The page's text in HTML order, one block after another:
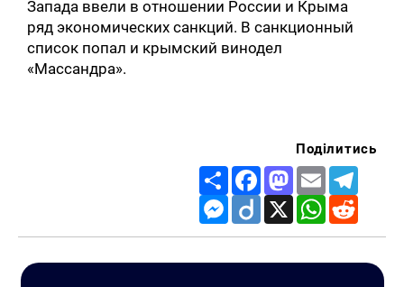
Запада ввели в отношении России и Крыма
ряд экономических санкций. В санкционный
список попал и крымский винодел
«Массандра».
Поділитись
Share FacebookMastodon
Email
Messenger
Diigo X WhatsApp